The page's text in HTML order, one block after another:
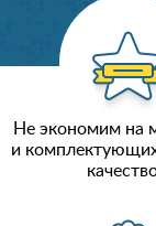
Не экономим на
и